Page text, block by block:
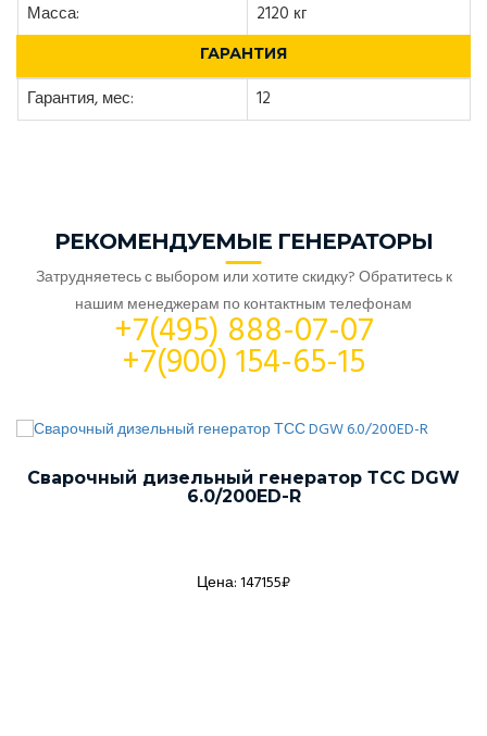
Масса:
2120 кг
ГАРАНТИЯ
Гарантия, мес: 12
РЕКОМЕНДУЕМЫЕ ГЕНЕРАТОРЫ
Затрудняетесь с выбором или хотите скидку? Обратитесь к
нашим менеджерам по контактным телефонам
+7(495) 888-07-07
+7(900) 154-65-15
Сварочный дизельный генератор ТСС DGW
6.0/200ED-R
Цена: 147155₽